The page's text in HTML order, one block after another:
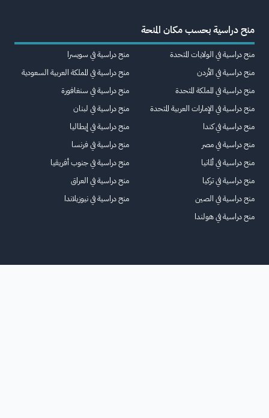
منح دراسية بحسب مكان المنحة
منح دراسية في الولايات المتحدة
منح دراسية في الأردن
منح دراسية في المملكة المتحدة
منح دراسية في الإمارات العربية المتحدة
منح دراسية في كندا
منح دراسية في مصر
منح دراسية في ألمانيا
منح دراسية في تركيا
منح دراسية في الصين
منح دراسية في هولندا
منح دراسية في سويسرا
منح دراسية في المملكة العربية السعودية
منح دراسية في سنغافورة
منح دراسية في لبنان
منح دراسية في إيطاليا
منح دراسية في فرنسا
منح دراسية في جنوب أفريقيا
منح دراسية في العراق
منح دراسية في نيوزيلاندا